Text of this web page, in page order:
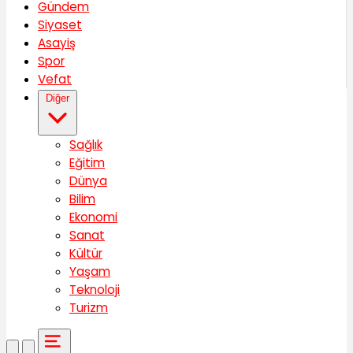
Gündem
Siyaset
Asayiş
Spor
Vefat
Diğer
Sağlık
Eğitim
Dünya
Bilim
Ekonomi
Sanat
Kültür
Yaşam
Teknoloji
Turizm